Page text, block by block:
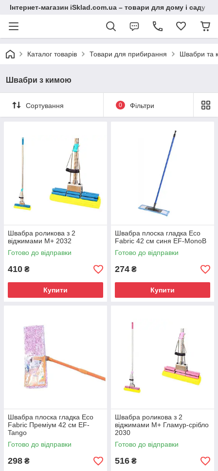
Інтернет-магазин iSklad.com.ua – товари для дому і саду
Каталог товарів Товари для прибирання Швабри та
Швабри з кимою
Сортування 0 Фільтри
Швабра роликова з 2
віджимами М+ 2032
Готово до відправки
410 ₴
Купити
Швабра плоска гладка Eco
Fabric 42 см синя EF-MonoB
Готово до відправки
274 ₴
Купити
Швабра плоска гладка Eco
Fabric Преміум 42 см EF-
Tango
Готово до відправки
298 ₴
Швабра роликова з 2
віджимами М+ Гламур-срібло
2030
Готово до відправки
516 ₴